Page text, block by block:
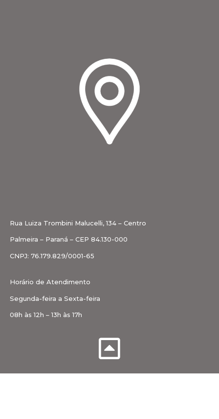
Rua Luiza Trombini Malucelli, 134 – Centro
Palmeira – Paraná – CEP 84.130-000
CNPJ: 76.179.829/0001-65
Horário de Atendimento
Segunda-feira a Sexta-feira
08h às 12h – 13h às 17h